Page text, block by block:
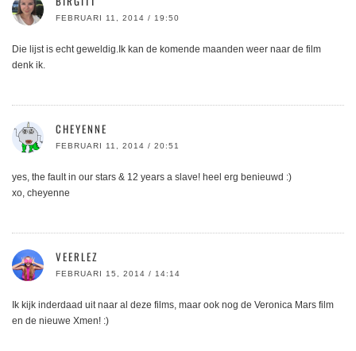
FEBRUARI 11, 2014 / 19:50
Die lijst is echt geweldig.Ik kan de komende maanden weer naar de film
denk ik.
CHEYENNE
FEBRUARI 11, 2014 / 20:51
yes, the fault in our stars & 12 years a slave! heel erg benieuwd :)
xo, cheyenne
VEERLEZ
FEBRUARI 15, 2014 / 14:14
Ik kijk inderdaad uit naar al deze films, maar ook nog de Veronica Mars film
en de nieuwe Xmen! :)